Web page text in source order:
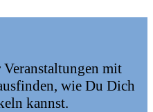
mit
wie Du Dich
kannst.